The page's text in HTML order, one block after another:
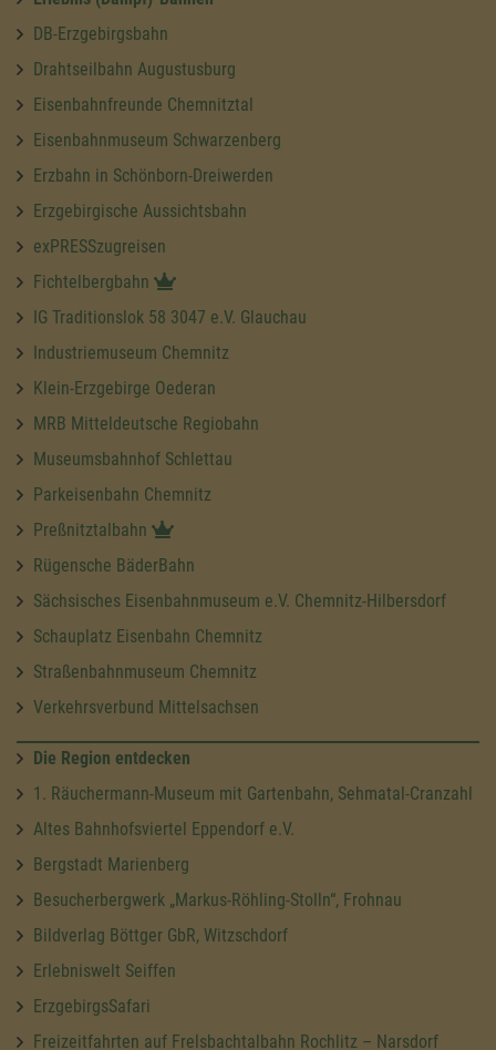
DB-Erzgebirgsbahn
Drahtseilbahn Augustusburg
Eisenbahnfreunde Chemnitztal
Eisenbahnmuseum Schwarzenberg
Erzbahn in Schönborn-Dreiwerden
Erzgebirgische Aussichtsbahn
exPRESSzugreisen
Fichtelbergbahn
IG Traditionslok 58 3047 e.V. Glauchau
Industriemuseum Chemnitz
Klein-Erzgebirge Oederan
MRB Mitteldeutsche Regiobahn
Museumsbahnhof Schlettau
Parkeisenbahn Chemnitz
Preßnitztalbahn
Rügensche BäderBahn
Sächsisches Eisenbahnmuseum e.V. Chemnitz-Hilbersdorf
Schauplatz Eisenbahn Chemnitz
Straßenbahnmuseum Chemnitz
Verkehrsverbund Mittelsachsen
Die Region entdecken
1. Räuchermann-Museum mit Gartenbahn, Sehmatal-Cranzahl
Altes Bahnhofsviertel Eppendorf e.V.
Bergstadt Marienberg
Besucherbergwerk „Markus-Röhling-Stolln“, Frohnau
Bildverlag Böttger GbR, Witzschdorf
Erlebniswelt Seiffen
ErzgebirgsSafari
Freizeitfahrten auf Frelsbachtalbahn Rochlitz – Narsdorf